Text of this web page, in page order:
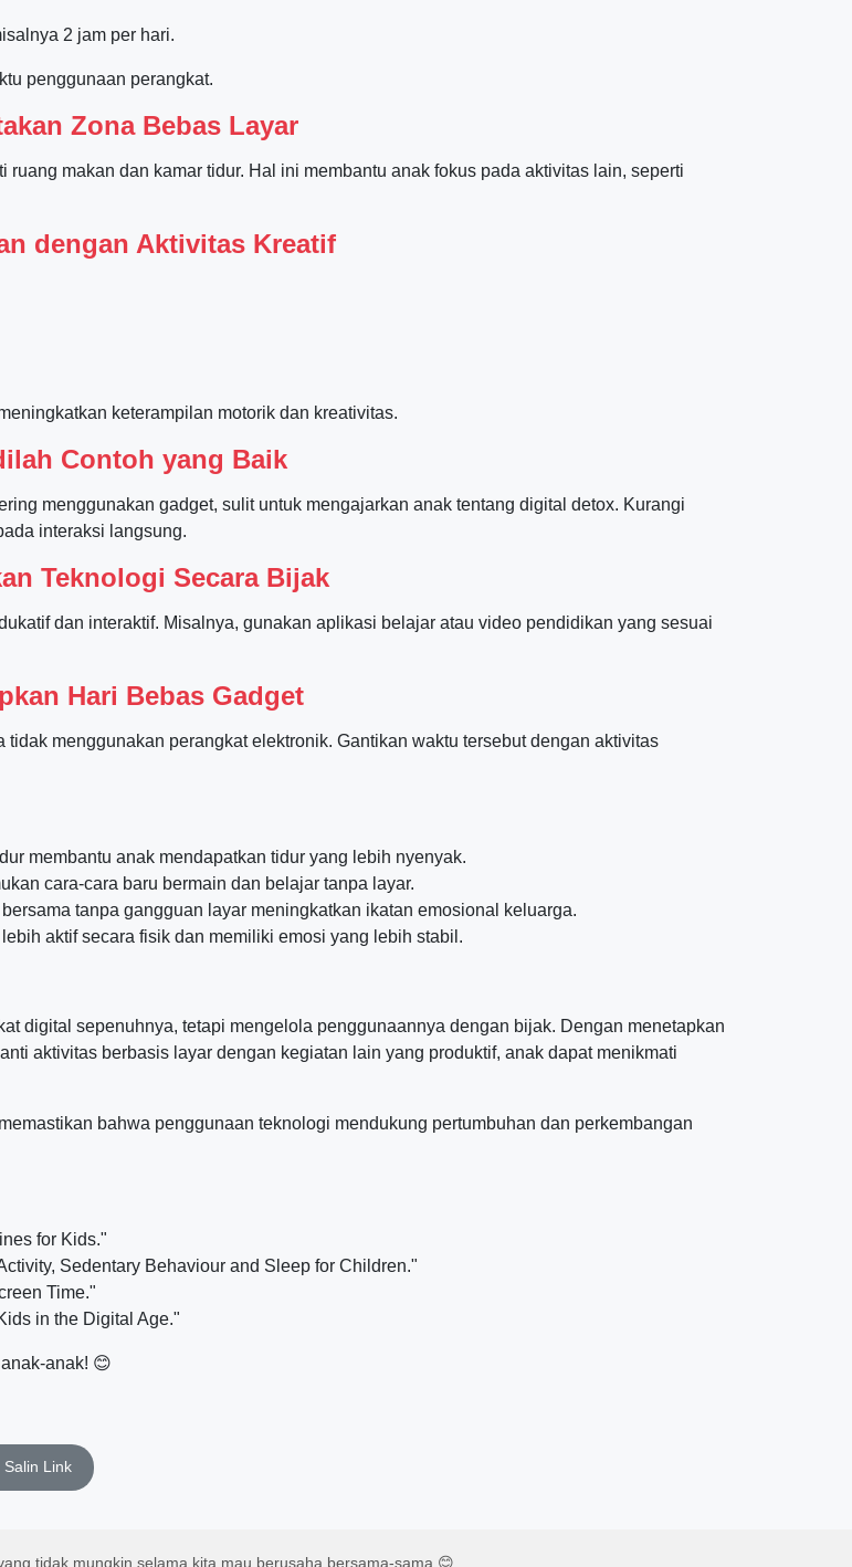
2 jam per hari.
penggunaan perangkat.
Zona Bebas Layar
makan dan kamar tidur. Hal ini membantu anak fokus pada aktivitas lain, seperti
dengan Aktivitas Kreatif
keterampilan motorik dan kreativitas.
Contoh yang Baik
menggunakan gadget, sulit untuk mengajarkan anak tentang digital detox. Kurangi
interaksi langsung.
Teknologi Secara Bijak
dan interaktif. Misalnya, gunakan aplikasi belajar atau video pendidikan yang sesuai
Hari Bebas Gadget
menggunakan perangkat elektronik. Gantikan waktu tersebut dengan aktivitas
membantu anak mendapatkan tidur yang lebih nyenyak.
cara-cara baru bermain dan belajar tanpa layar.
tanpa gangguan layar meningkatkan ikatan emosional keluarga.
aktif secara fisik dan memiliki emosi yang lebih stabil.
digital sepenuhnya, tetapi mengelola penggunaannya dengan bijak. Dengan menetapkan
aktivitas berbasis layar dengan kegiatan lain yang produktif, anak dapat menikmati
bahwa penggunaan teknologi mendukung pertumbuhan dan perkembangan
for Kids."
Sedentary Behaviour and Sleep for Children."
Time."
in the Digital Age."
anak! 😊
Salin Link
tidak mungkin selama kita mau berusaha bersama-sama 😊